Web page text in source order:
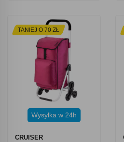
TANIEJ O 70 ZŁ
Wysyłka w 24h
CRUISER